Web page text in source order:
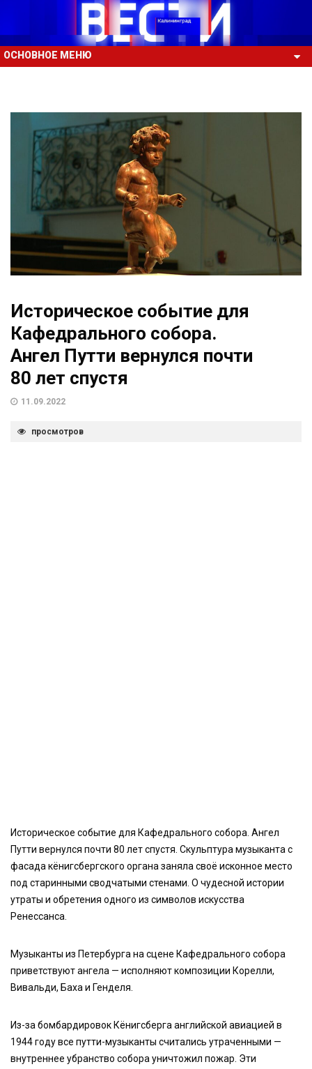
ОСНОВНОЕ МЕНЮ
Историческое событие для
Кафедрального собора.
Ангел Путти вернулся почти
80 лет спустя
11.09.2022
просмотров
Историческое событие для Кафедрального собора. Ангел
Путти вернулся почти 80 лет спустя. Скульптура музыканта с
фасада кёнигсбергского органа заняла своё исконное место
под старинными сводчатыми стенами. О чудесной истории
утраты и обретения одного из символов искусства
Ренессанса.
Музыканты из Петербурга на сцене Кафедрального собора
приветствуют ангела — исполняют композиции Корелли,
Вивальди, Баха и Генделя.
Из-за бомбардировок Кёнигсберга английской авиацией в
1944 году все путти-музыканты считались утраченными —
внутреннее убранство собора уничтожил пожар. Эти